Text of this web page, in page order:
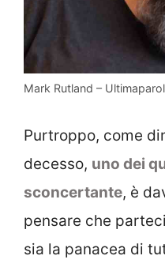
Mark Rutland –
Purtroppo, come
decesso, uno dei
sconcertante, è
pensare che
sia la panacea di